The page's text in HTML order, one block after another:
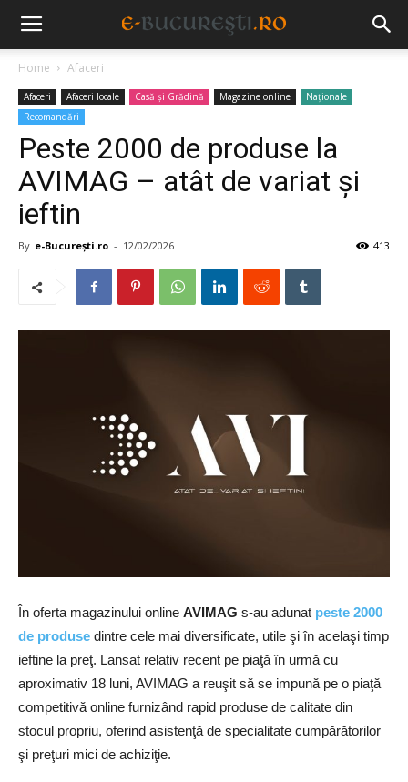
Home Afaceri
Afaceri Afaceri locale Casă și Grădină Magazine online
Naționale
Recomandări
Peste 2000 de produse la
AVIMAG – atât de variat şi
ieftin
By e-București.ro - 12/02/2026 413
În oferta magazinului online AVIMAG s-au adunat peste 2000
de produse dintre cele mai diversificate, utile şi în acelaşi timp
ieftine la preţ. Lansat relativ recent pe piaţă în urmă cu
aproximativ 18 luni, AVIMAG a reuşit să se impună pe o piaţă
competitivă online furnizând rapid produse de calitate din
stocul propriu, oferind asistenţă de specialitate cumpărătorilor
şi preţuri mici de achiziţie.